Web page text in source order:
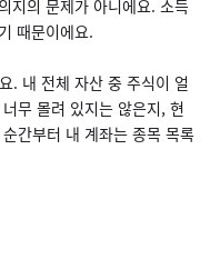
지의 문제가 아니에요. 소득
때문이에요.
. 내 전체 자산 중 주식이 얼
무 몰려 있지는 않은지, 현
간부터 내 계좌는 종목 목록